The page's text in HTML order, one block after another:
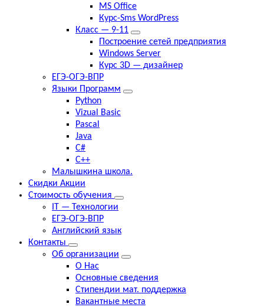
MS Office
Курс-Sms WordPress
Класс — 9-11
Построение сетей предприятия
Windows Server
Курс 3D — дизайнер
ЕГЭ-ОГЭ-ВПР
Языки Программ
Python
Vizual Basic
Pascal
Java
C#
C++
Малышкина школа.
Скидки Акции
Стоимость обучения
IT — Технологии
ЕГЭ-ОГЭ-ВПР
Английский язык
Контакты
Об организации
О Нас
Основные сведения
Стипендии мат. поддержка
Вакантные места